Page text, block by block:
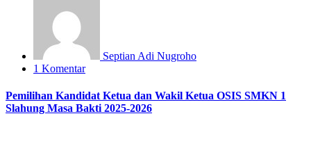
Septian Adi Nugroho
1 Komentar
Pemilihan Kandidat Ketua dan Wakil Ketua OSIS SMKN 1
Slahung Masa Bakti 2025-2026